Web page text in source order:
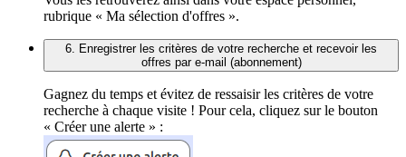
rubrique « Ma sélection d'offres ».
6. Enregistrer les critères de votre recherche et recevoir les
offres par e-mail (abonnement)
Gagnez du temps et évitez de ressaisir les critères de votre
recherche à chaque visite ! Pour cela, cliquez sur le bouton
« Créer une alerte » :